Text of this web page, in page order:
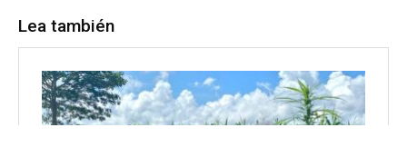
Lea también